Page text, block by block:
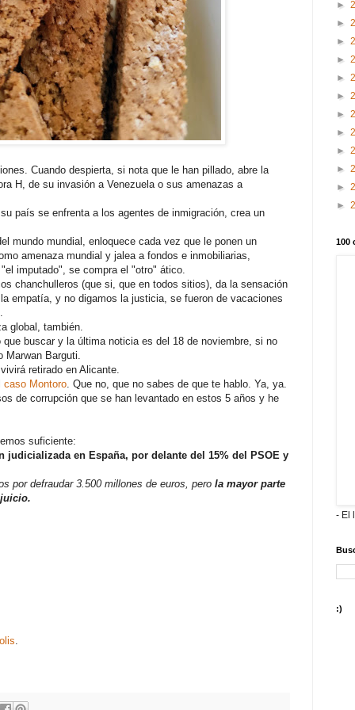
Cuando despierta, si nota que le han pillado, abre la
H, de su invasión a Venezuela o sus amenazas a
país se enfrenta a los agentes de inmigración, crea un
mundo mundial, enloquece cada vez que le ponen un
amenaza mundial y jalea a fondos e inmobiliarias,
imputado", se compra el "otro" ático.
chanchulleros (que si, que en todos sitios), da la sensación
empatía, y no digamos la justicia, se fueron de vacaciones
global, también.
buscar y la última noticia es del 18 de noviembre, si no
Marwan Barguti.
retirado en Alicante.
caso Montoro. Que no, que no sabes de que te hablo. Ya, ya.
de corrupción que se han levantado en estos 5 años y he
suficiente:
en España, por delante del 15% del PSOE y
por defraudar 3.500 millones de euros, pero la mayor parte
.
►
►
►
►
►
►
►
►
►
►
►
►
100
- El
:)